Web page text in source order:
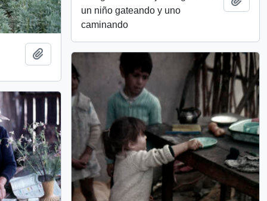
un niño gateando y uno
caminando
Add to clipboard